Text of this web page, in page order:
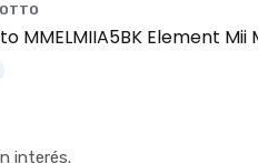
MMELMIIA5BK Element Mii
interés.